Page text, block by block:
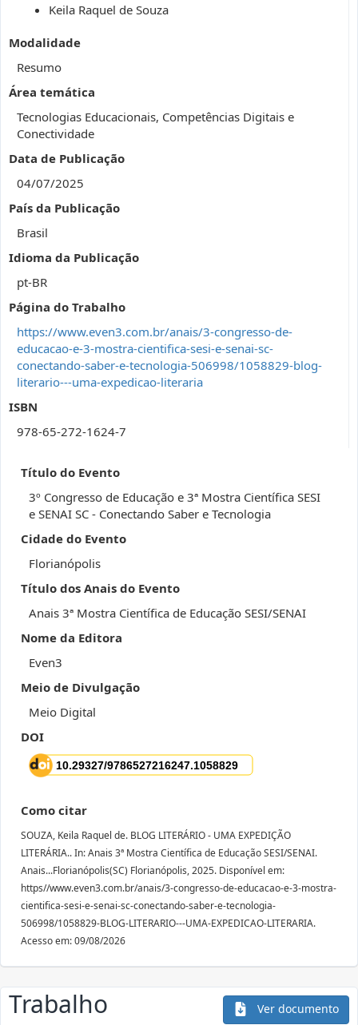
Keila Raquel de Souza
Modalidade
Resumo
Área temática
Tecnologias Educacionais, Competências Digitais e
Conectividade
Data de Publicação
04/07/2025
País da Publicação
Brasil
Idioma da Publicação
pt-BR
Página do Trabalho
https://www.even3.com.br/anais/3-congresso-de-
educacao-e-3-mostra-cientifica-sesi-e-senai-sc-
conectando-saber-e-tecnologia-506998/1058829-blog-
literario---uma-expedicao-literaria
ISBN
978-65-272-1624-7
Título do Evento
3º Congresso de Educação e 3ª Mostra Científica SESI
e SENAI SC - Conectando Saber e Tecnologia
Cidade do Evento
Florianópolis
Título dos Anais do Evento
Anais 3ª Mostra Científica de Educação SESI/SENAI
Nome da Editora
Even3
Meio de Divulgação
Meio Digital
DOI
Como citar
SOUZA, Keila Raquel de. BLOG LITERÁRIO - UMA EXPEDIÇÃO
LITERÁRIA.. In: Anais 3ª Mostra Científica de Educação SESI/SENAI.
Anais...Florianópolis(SC) Florianópolis, 2025. Disponível em:
https//www.even3.com.br/anais/3-congresso-de-educacao-e-3-mostra-
cientifica-sesi-e-senai-sc-conectando-saber-e-tecnologia-
506998/1058829-BLOG-LITERARIO---UMA-EXPEDICAO-LITERARIA.
Acesso em: 09/08/2026
Trabalho Ver documento